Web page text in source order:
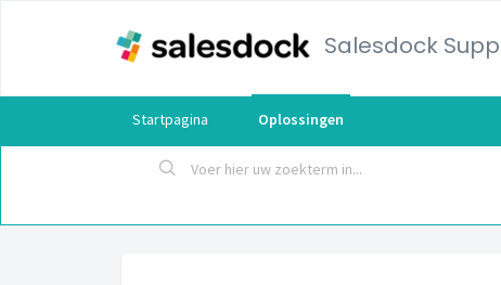
Salesdock
Startpagina Oplossingen